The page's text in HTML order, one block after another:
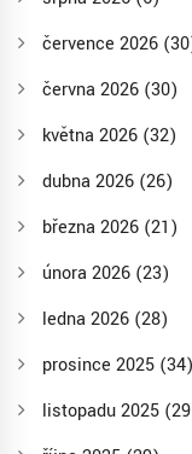
července 2026
června 2026 (30)
května 2026 (32)
dubna 2026 (26)
března 2026 (21)
února 2026 (23)
ledna 2026 (28)
prosince 2025 (34)
listopadu 2025